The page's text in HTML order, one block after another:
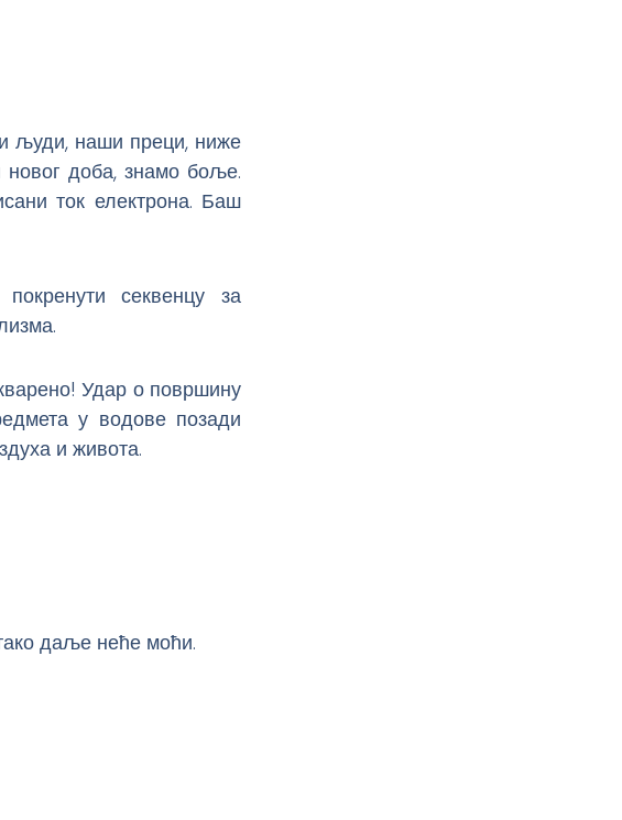
људи, наши преци, ниже
доба, знамо боље.
ток електрона. Баш
секвенцу за
Удар о површину
у водове позади
и живота.
даље неће моћи.